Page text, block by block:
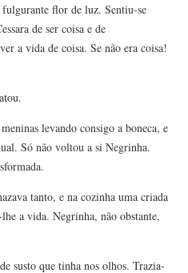
flor de luz. Sentiu-se
de ser coisa e de
a vida de coisa. Se não era coisa!
levando consigo a boneca, e
Só não voltou a si Negrinha.
tanto, e na cozinha uma criada
a vida. Negrinha, não obstante,
susto que tinha nos olhos. Trazia-